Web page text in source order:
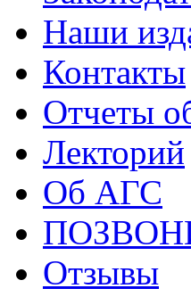
Наши
Контакты
Отчеты
Лекторий
Об АГС
Отзывы